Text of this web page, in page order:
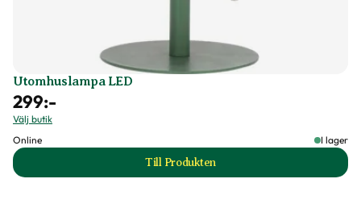
Utomhuslampa LED
299:-
Välj butik
Online
I lager
Till Produkten
till Utomhuslampa LED produktsida